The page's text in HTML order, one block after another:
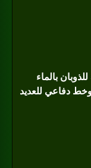
بالماء
دفاعي للعديد